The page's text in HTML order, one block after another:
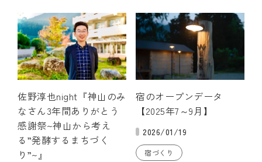
佐野淳也night『神山のみ
なさん3年間ありがとう
感謝祭~神山から考え
る”発酵するまちづく
り”~』
宿のオープンデータ
【2025年7～9月】
2026/01/19
宿づくり